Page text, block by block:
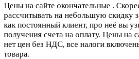
Цены на сайте окончательные .
рассчитывать на небольшую скидку
как постоянный клиент, про неё вы
получения счета на оплату. Цены на
нет цен без НДС, все налоги
товара.